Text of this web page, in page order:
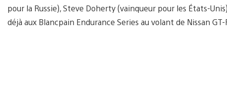
pour la Russie), Steve Doherty (vainqueur pour les États-
déjà aux Blancpain Endurance Series au volant de Nissan GT-